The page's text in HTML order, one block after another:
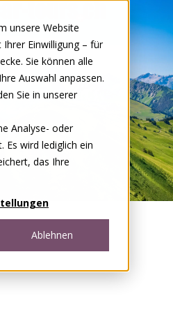
unsere Website
Einwilligung – für
Sie können alle
Auswahl anpassen.
Sie in unserer
Analyse- oder
Es wird lediglich ein
das Ihre
Ablehnen